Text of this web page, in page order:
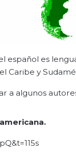
es
Caribe y
a algunos